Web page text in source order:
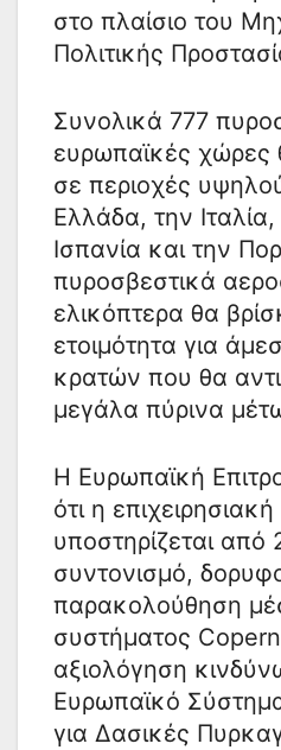
στο πλαίσιο του
Πολιτικής
Συνολικά 777
ευρωπαϊκές χώρες
σε περιοχές
Ελλάδα, την Ιταλία,
Ισπανία και την
πυροσβεστικά
ελικόπτερα θα
ετοιμότητα για
κρατών που θα
μεγάλα πύρινα
Η Ευρωπαϊκή
ότι η
υποστηρίζεται από
συντονισμό,
παρακολούθηση
συστήματος
αξιολόγηση
Ευρωπαϊκό
για Δασικές